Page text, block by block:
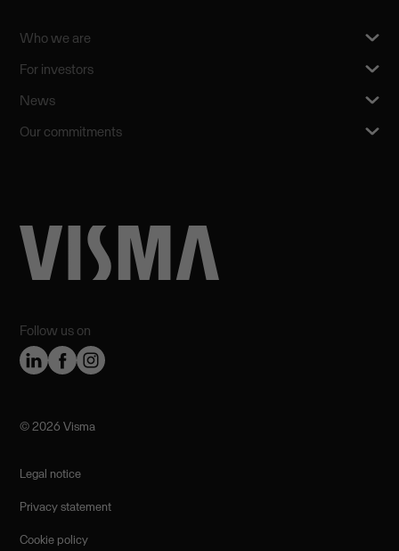
Follow us on
Who we are
For investors
News
Our commitments
©️ 2026 Visma
Legal notice
Privacy statement
Cookie policy